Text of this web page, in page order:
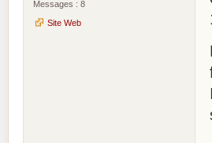
Messages : 8
Site Web